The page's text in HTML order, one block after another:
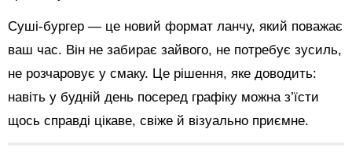
Суші-бургер — це новий формат ланчу, який поважає
ваш час. Він не забирає зайвого, не потребує зусиль,
не розчаровує у смаку. Це рішення, яке доводить:
навіть у будній день посеред графіку можна з’їсти
щось справді цікаве, свіже й візуально приємне.